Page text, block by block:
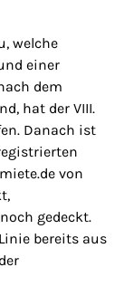
welche
einer
dem
hat der VIII.
Danach ist
von
gedeckt.
bereits aus